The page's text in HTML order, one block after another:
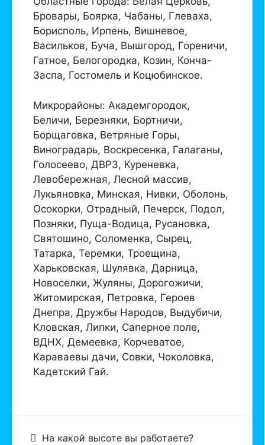
Бровары, Боярка, Чабаны, Глеваха,
Борисполь, Ирпень, Вишневое,
Васильков, Буча, Вышгород, Гореничи,
Гатное, Белогородка, Козин, Конча-
Заспа, Гостомель и Коцюбинское.
Микрорайоны: Академгородок,
Беличи, Березняки, Бортничи,
Борщаговка, Ветряные Горы,
Виноградарь, Воскресенка, Галаганы,
Голосеево, ДВРЗ, Куреневка,
Левобережная, Лесной массив,
Лукьяновка, Минская, Нивки, Оболонь,
Осокорки, Отрадный, Печерск, Подол,
Позняки, Пуща-Водица, Русановка,
Святошино, Соломенка, Сырец,
Татарка, Теремки, Троещина,
Харьковская, Шулявка, Дарница,
Новоселки, Жуляны, Дорогожичи,
Житомирская, Петровка, Героев
Днепра, Дружбы Народов, Выдубичи,
Кловская, Липки, Саперное поле,
ВДНХ, Демеевка, Корчеватое,
Караваевы дачи, Совки, Чоколовка,
Кадетский Гай.
На какой высоте вы работаете?